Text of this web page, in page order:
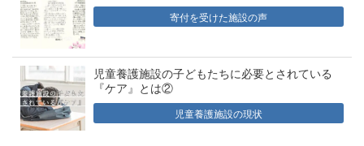
寄付を受けた施設の声
児童養護施設の子どもたちに必要とされている
『ケア』とは②
児童養護施設の現状